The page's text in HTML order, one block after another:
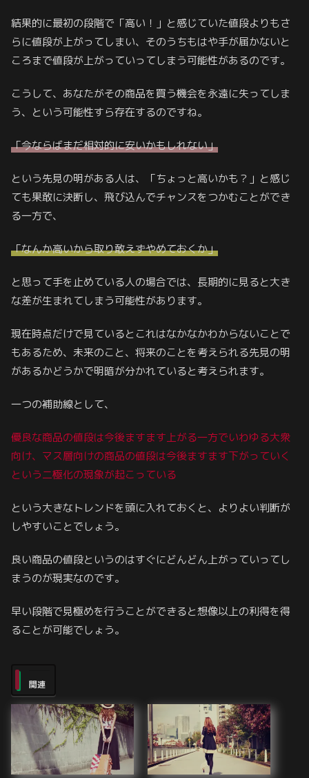
結果的に最初の段階で「高い！」と感じていた値段よりもさ
らに値段が上がってしまい、そのうちもはや手が届かないと
ころまで値段が上がっていってしまう可能性があるのです。
こうして、あなたがその商品を買う機会を永遠に失ってしま
う、という可能性すら存在するのですね。
「今ならばまだ相対的に安いかもしれない」
という先見の明がある人は、「ちょっと高いかも？」と感じ
ても果敢に決断し、飛び込んでチャンスをつかむことができ
る一方で、
「なんか高いから取り敢えずやめておくか」
と思って手を止めている人の場合では、長期的に見ると大き
な差が生まれてしまう可能性があります。
現在時点だけで見ているとこれはなかなかわからないことで
もあるため、未来のこと、将来のことを考えられる先見の明
があるかどうかで明暗が分かれていると考えられます。
一つの補助線として、
優良な商品の値段は今後ますます上がる一方でいわゆる大衆
向け、マス層向けの商品の値段は今後ますます下がっていく
という二極化の現象が起こっている
という大きなトレンドを頭に入れておくと、よりよい判断が
しやすいことでしょう。
良い商品の値段というのはすぐにどんどん上がっていってし
まうのが現実なのです。
早い段階で見極めを行うことができると想像以上の利得を得
ることが可能でしょう。
関連